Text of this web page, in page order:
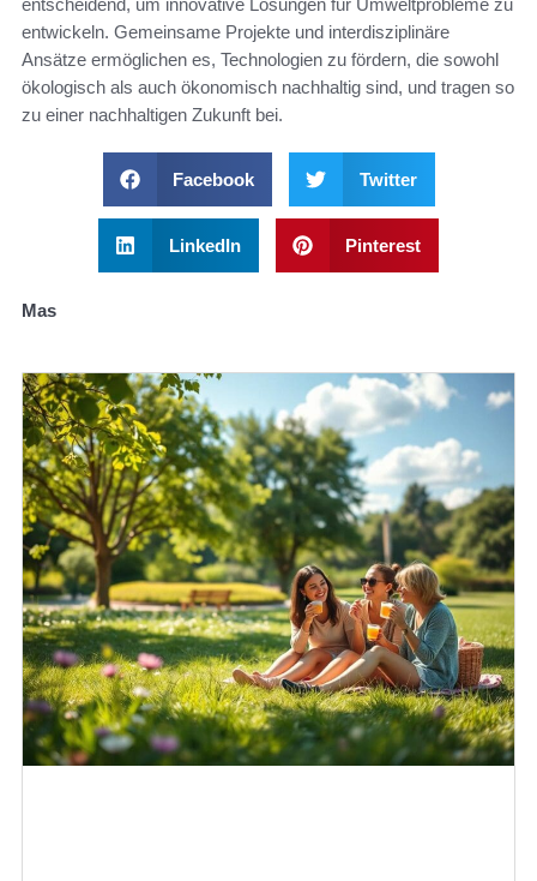
entwickeln. Gemeinsame Projekte und interdisziplinäre
Ansätze ermöglichen es, Technologien zu fördern, die sowohl
ökologisch als auch ökonomisch nachhaltig sind, und tragen so
zu einer nachhaltigen Zukunft bei.
Facebook Twitter
LinkedIn Pinterest
Mas